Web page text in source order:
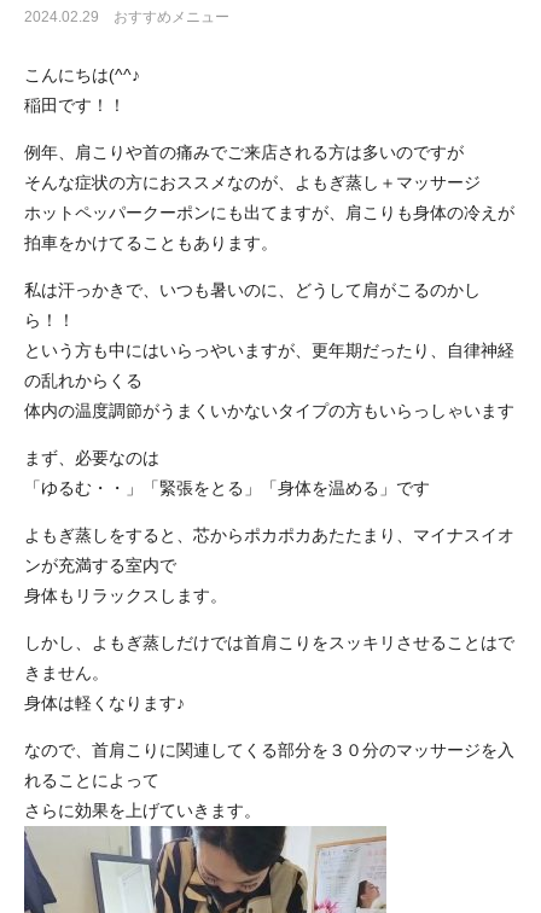
2024.02.29 おすすめメニュー
こんにちは(^^♪
稲田です！！
例年、肩こりや首の痛みでご来店される方は多いのですが
そんな症状の方におススメなのが、よもぎ蒸し＋マッサージ
ホットペッパークーポンにも出てますが、肩こりも身体の冷えが
拍車をかけてることもあります。
私は汗っかきで、いつも暑いのに、どうして肩がこるのかし
ら！！
という方も中にはいらっやいますが、更年期だったり、自律神経
の乱れからくる
体内の温度調節がうまくいかないタイプの方もいらっしゃいます
まず、必要なのは
「ゆるむ・・」「緊張をとる」「身体を温める」です
よもぎ蒸しをすると、芯からポカポカあたたまり、マイナスイオ
ンが充満する室内で
身体もリラックスします。
しかし、よもぎ蒸しだけでは首肩こりをスッキリさせることはで
きません。
身体は軽くなります♪
なので、首肩こりに関連してくる部分を３０分のマッサージを入
れることによって
さらに効果を上げていきます。